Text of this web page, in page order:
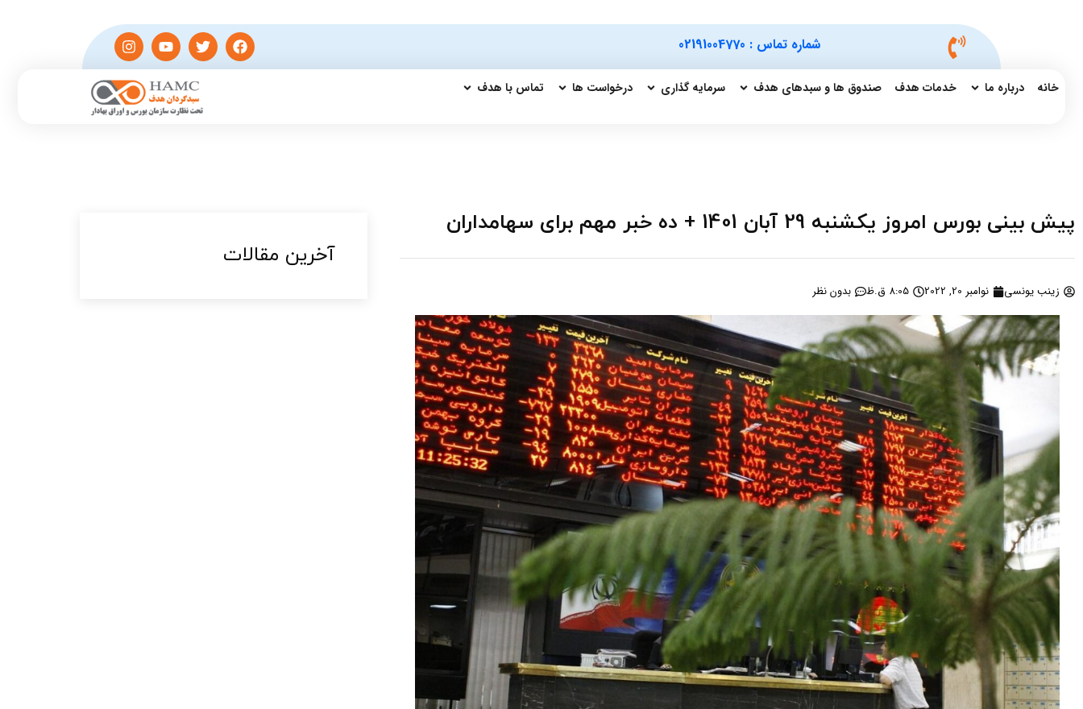
شماره تماس : 02191004770
خانه درباره ما خدمات هدف صندوق ها و سبدهای هدف سرمایه گذاری درخواست ها تماس با هدف
پیش بینی بورس امروز یکشنبه 29 آبان 1401 + ده خبر مهم برای سهامداران
زینب یونسی نوامبر 20, 2022 8:05 ق.ظ بدون نظر
آخرین مقالات​